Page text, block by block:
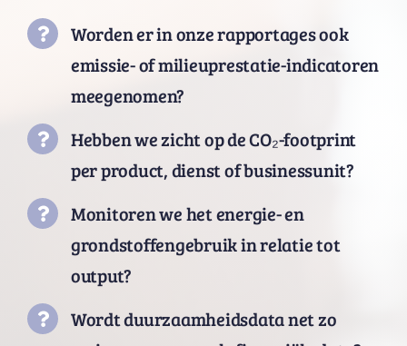
Worden er in onze rapportages ook
emissie- of milieuprestatie-indicatoren
meegenomen?
Hebben we zicht op de CO₂-footprint
per product, dienst of businessunit?
Monitoren we het energie- en
grondstoffengebruik in relatie tot
output?
Wordt duurzaamheidsdata net zo